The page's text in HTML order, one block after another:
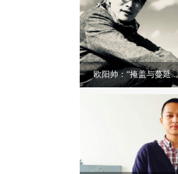
欧阳帅：“掩盖与蔓延...